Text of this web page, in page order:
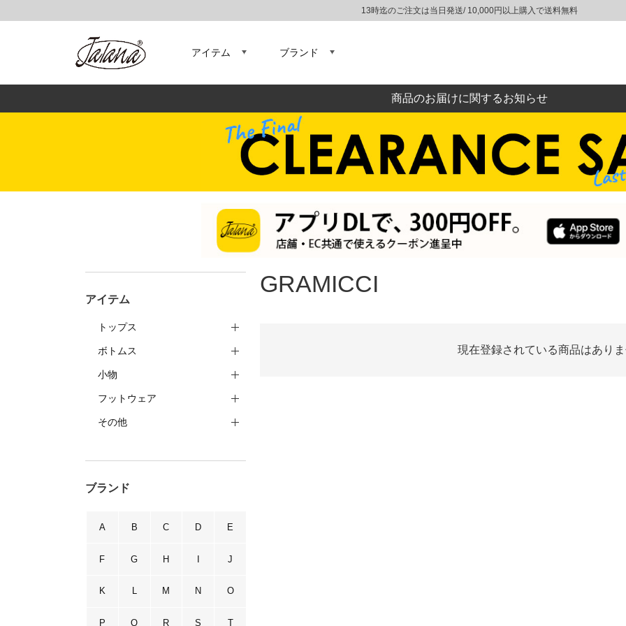
13時迄のご注文は当日発送/ 10,000円以上購入で送料無料
アイテム ブランド
商品のお届けに関するお知らせ
アイテム
トップス
ボトムス
小物
フットウェア
その他
ブランド
A B C D E
F G H I J
K L M N O
P Q R S T
GRAMICCI
現在登録されている商品はありま